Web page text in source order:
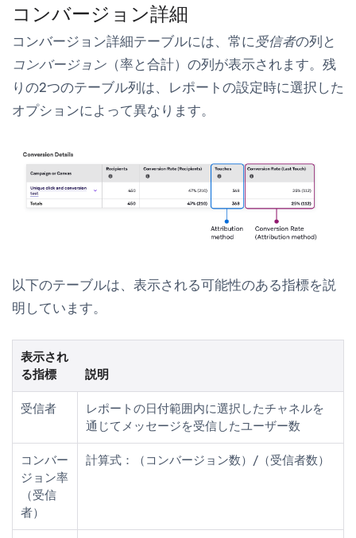
コンバージョン詳細
コンバージョン詳細テーブルには、常に受信者の列と
コンバージョン （率と合計）の列が表示されます。残
りの2つのテーブル列は、レポートの設定時に選択した
オプションによって異なります。
以下のテーブルは、表示される可能性のある指標を説
明しています。
表示され
る指標
説明
受信者
レポートの日付範囲内に選択したチャネルを
通じてメッセージを受信したユーザー数
コンバー
ジョン率
（受信
者）
計算式：（コンバージョン数）/（受信者数）